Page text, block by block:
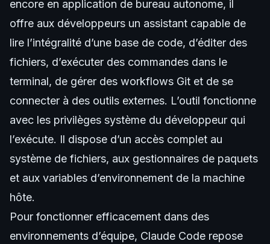
encore en application de bureau autonome, il
offre aux développeurs un assistant capable de
lire l’intégralité d’une base de code, d’éditer des
fichiers, d’exécuter des commandes dans le
terminal, de gérer des workflows Git et de se
connecter à des outils externes. L’outil fonctionne
avec les privilèges système du développeur qui
l’exécute. Il dispose d’un accès complet au
système de fichiers, aux gestionnaires de paquets
et aux variables d’environnement de la machine
hôte.
Pour fonctionner efficacement dans des
environnements d’équipe, Claude Code repose